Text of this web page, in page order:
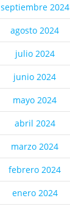
septiembre 2024
agosto 2024
julio 2024
junio 2024
mayo 2024
abril 2024
marzo 2024
febrero 2024
enero 2024